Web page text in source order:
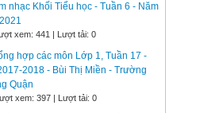
nhạc Khối Tiểu học - Tuần 6 - Năm
xem: 441 | Lượt tải: 0
hợp các môn Lớp 1, Tuần 17 -
2018 - Bùi Thị Miền - Trường
Quận
xem: 397 | Lượt tải: 0